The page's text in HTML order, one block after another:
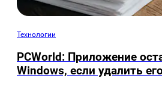
Технологии
PCWorld: Приложение
Windows, если удалить